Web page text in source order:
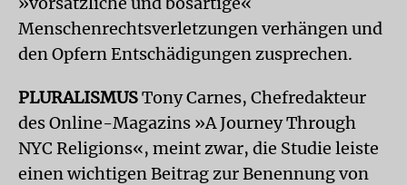
Menschenrechtsverletzungen verhängen und
den Opfern Entschädigungen zusprechen.
PLURALISMUSTony Carnes, Chefredakteur
des Online-Magazins »A Journey Through
NYC Religions«, meint zwar, die Studie leiste
einen wichtigen Beitrag zur Benennung von